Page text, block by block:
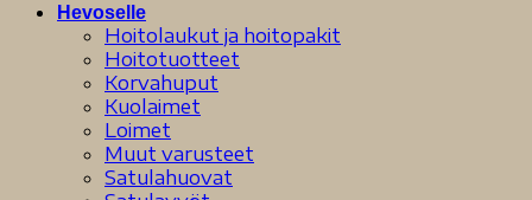
Hevoselle
Hoitolaukut ja hoitopakit
Hoitotuotteet
Korvahuput
Kuolaimet
Loimet
Muut varusteet
Satulahuovat